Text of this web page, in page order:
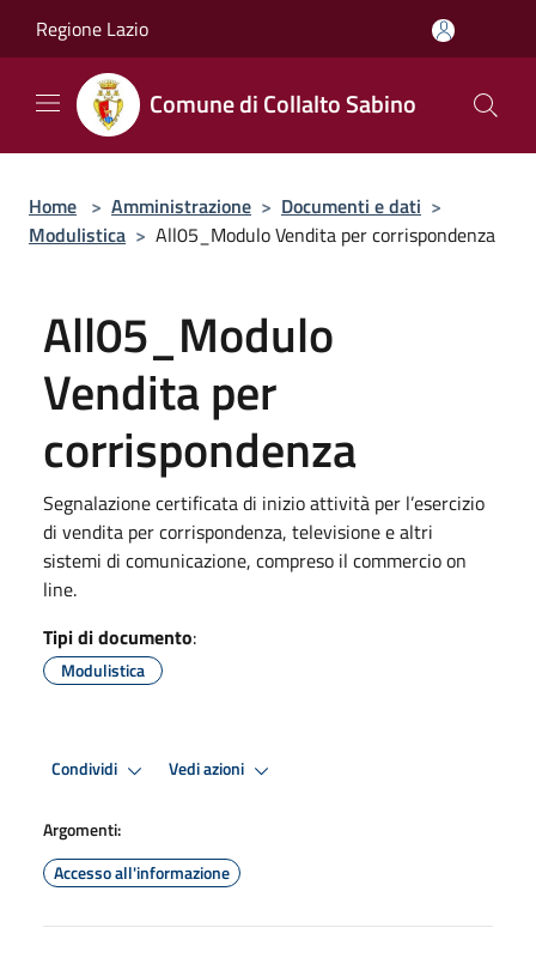
Regione Lazio
Comune di Collalto Sabino
Home > Amministrazione > Documenti e dati >
Modulistica > All05_Modulo Vendita per corrispondenza
All05_Modulo
Vendita per
corrispondenza
Segnalazione certificata di inizio attività per l’esercizio
di vendita per corrispondenza, televisione e altri
sistemi di comunicazione, compreso il commercio on
line.
Tipi di documento:
Modulistica
Condividi Vedi azioni
Argomenti:
Accesso all'informazione